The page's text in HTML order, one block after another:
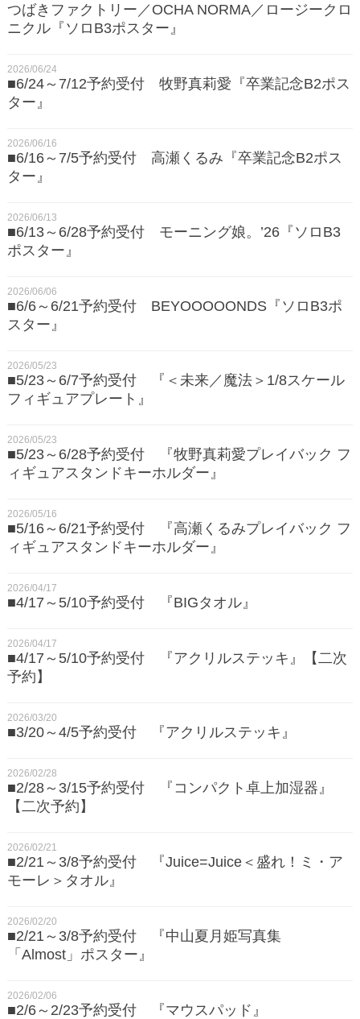
つばきファクトリー／OCHA NORMA／ロージークロ
ニクル『ソロB3ポスター』
2026/06/24
■6/24～7/12予約受付 牧野真莉愛『卒業記念B2ポス
ター』
2026/06/16
■6/16～7/5予約受付 高瀬くるみ『卒業記念B2ポス
ター』
2026/06/13
■6/13～6/28予約受付 モーニング娘。’26『ソロB3
ポスター』
2026/06/06
■6/6～6/21予約受付 BEYOOOOONDS『ソロB3ポ
スター』
2026/05/23
■5/23～6/7予約受付 『＜未来／魔法＞1/8スケール
フィギュアプレート』
2026/05/23
■5/23～6/28予約受付 『牧野真莉愛プレイバック フ
ィギュアスタンドキーホルダー』
2026/05/16
■5/16～6/21予約受付 『高瀬くるみプレイバック フ
ィギュアスタンドキーホルダー』
2026/04/17
■4/17～5/10予約受付 『BIGタオル』
2026/04/17
■4/17～5/10予約受付 『アクリルステッキ』【二次
予約】
2026/03/20
■3/20～4/5予約受付 『アクリルステッキ』
2026/02/28
■2/28～3/15予約受付 『コンパクト卓上加湿器』
【二次予約】
2026/02/21
■2/21～3/8予約受付 『Juice=Juice＜盛れ！ミ・ア
モーレ＞タオル』
2026/02/20
■2/21～3/8予約受付 『中山夏月姫写真集
「Almost」ポスター』
2026/02/06
■2/6～2/23予約受付 『マウスパッド』